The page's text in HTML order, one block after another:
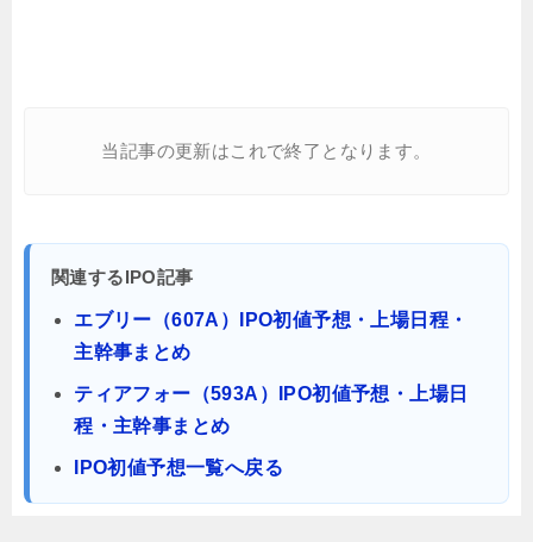
当記事の更新はこれで終了となります。
関連するIPO記事
エブリー（607A）IPO初値予想・上場日程・
主幹事まとめ
ティアフォー（593A）IPO初値予想・上場日
程・主幹事まとめ
IPO初値予想一覧へ戻る